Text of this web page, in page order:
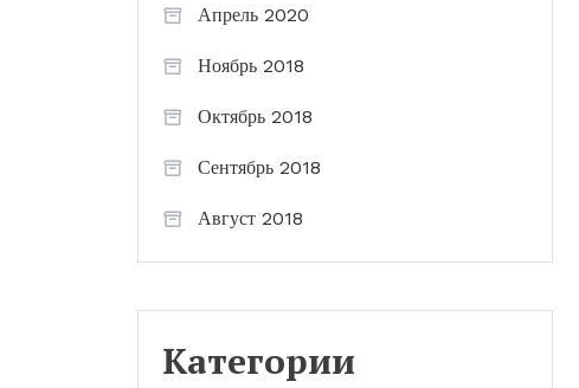
Апрель 2020
Ноябрь 2018
Октябрь 2018
Сентябрь 2018
Август 2018
Категории